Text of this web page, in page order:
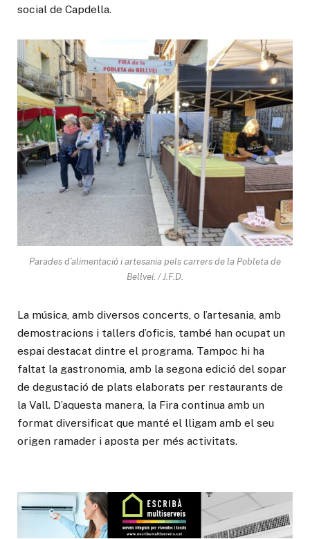
social de Capdella.
Parades d’alimentació i artesania pels carrers de la Pobleta de
Bellveí. / J.F.D.
La música, amb diversos concerts, o l’artesania, amb
demostracions i tallers d’oficis, també han ocupat un
espai destacat dintre el programa. Tampoc hi ha
faltat la gastronomia, amb la segona edició del sopar
de degustació de plats elaborats per restaurants de
la Vall. D’aquesta manera, la Fira continua amb un
format diversificat que manté el lligam amb el seu
origen ramader i aposta per més activitats.